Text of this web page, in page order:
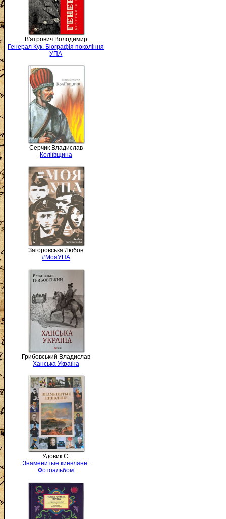
В'ятрович Володимир
Генерал Кук. Біографія покоління
УПА
Серчик Владислав
Коліївщина
Загоровська Любов
#МояУПА
Грибовський Владислав
Ханська Україна
Удовик С.
Знаменитые киевляне.
Фотоальбом